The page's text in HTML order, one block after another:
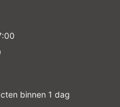
binnen 1 dag